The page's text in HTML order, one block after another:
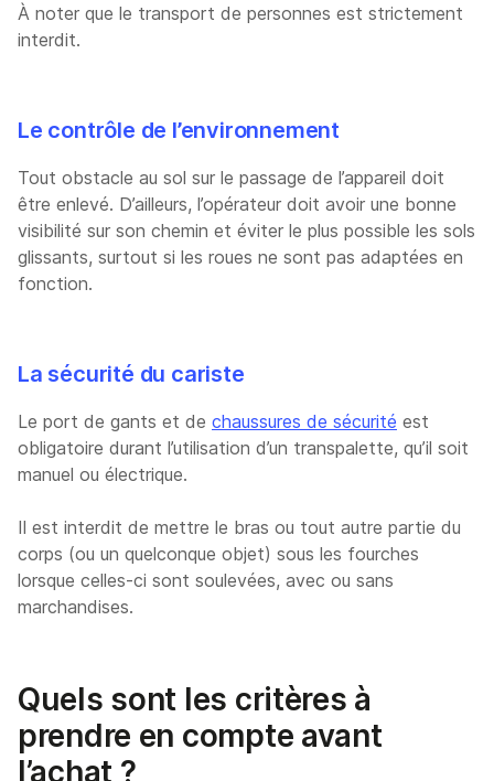
À noter que le transport de personnes est strictement
interdit.
Le contrôle de l’environnement
Tout obstacle au sol sur le passage de l’appareil doit
être enlevé. D’ailleurs, l’opérateur doit avoir une bonne
visibilité sur son chemin et éviter le plus possible les sols
glissants, surtout si les roues ne sont pas adaptées en
fonction.
La sécurité du cariste
Le port de gants et de chaussures de sécurité est
obligatoire durant l’utilisation d’un transpalette, qu’il soit
manuel ou électrique.
Il est interdit de mettre le bras ou tout autre partie du
corps (ou un quelconque objet) sous les fourches
lorsque celles-ci sont soulevées, avec ou sans
marchandises.
Quels sont les critères à
prendre en compte avant
l’achat ?